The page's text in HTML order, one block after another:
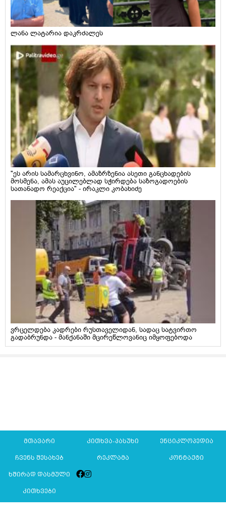
ლანა ლატარია დაკრძალეს
"ეს არის სამარცხვინო, ამაზრზენია ასეთი განცხადების
მოსმენა, ამას აუცილებლად სჭირდება საზოგადოების
სათანადო რეაქცია" - ირაკლი კობახიძე
ვრცელდება კადრები რუსთაველიდან, სადაც სატვირთო
გადაბრუნდა - მანქანაში მცირეწლოვანიც იმყოფებოდა
მთავარი კითხვა-პასუხი ენციკლოპედია
ჩვენს შესახებ რეკლამა კონტაქტი
ხშირად დასმული
კითხვები